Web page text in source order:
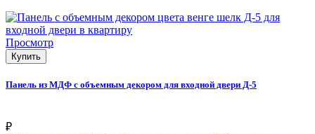
Просмотр
Купить
Панель из МДФ с объемным декором для входной двери Д-5
₽